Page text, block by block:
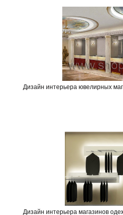
Дизайн интерьера ювелирных
Дизайн интерьера магазинов